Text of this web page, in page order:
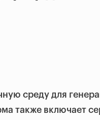
среду для
также включает